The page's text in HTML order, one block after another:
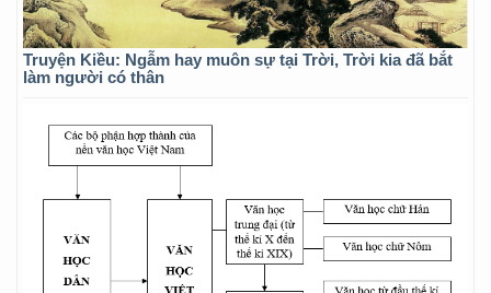
Truyện Kiều: Ngẫm hay muôn sự tại Trời, Trời kia đã bắt
làm người có thân